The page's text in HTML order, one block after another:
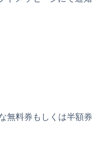
無料券もしくは半額券